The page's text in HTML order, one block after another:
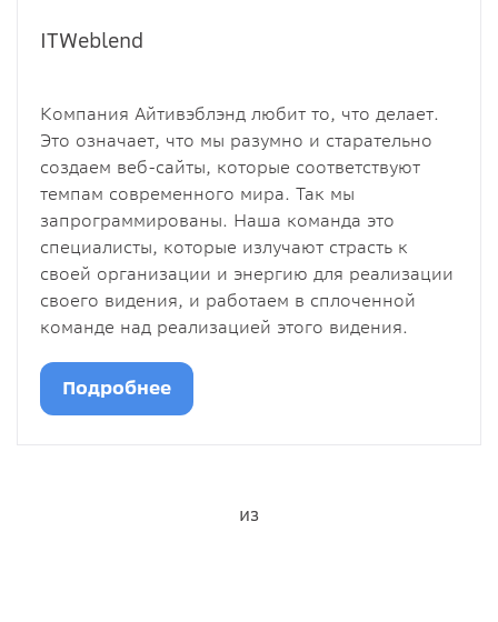
ITWeblend
Компания Айтивэблэнд любит то, что делает.
Это означает, что мы разумно и старательно
создаем веб-сайты, которые соответствуют
темпам современного мира. Так мы
запрограммированы. Наша команда это
специалисты, которые излучают страсть к
своей организации и энергию для реализации
своего видения, и работаем в сплоченной
команде над реализацией этого видения.
Подробнее
из